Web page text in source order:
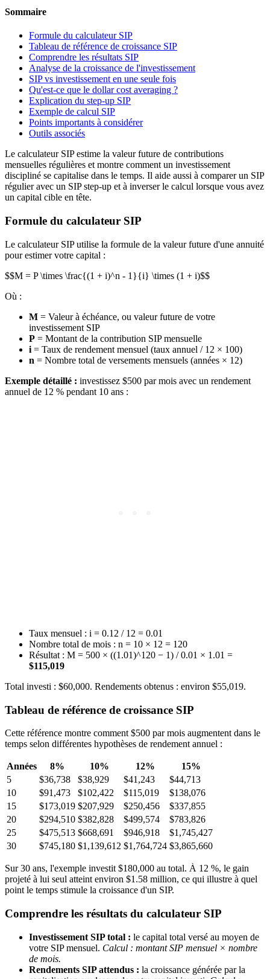
Sommaire
Formule du calculateur SIP
Tableau de référence de croissance SIP
Comprendre les résultats SIP
Analyse de la croissance de l'investissement
SIP vs investissement en une seule fois
Qu'est-ce que le dollar cost averaging ?
Explication du step-up SIP
Exemple de calcul SIP
Points importants à considérer
Outils associés
Le calculateur SIP estime la valeur future de contributions
mensuelles régulières et montre comment un investissement
discipliné se capitalise dans le temps. Il aide aussi à comparer un SIP
régulier avec un SIP step-up et à inverser le calcul lorsque vous avez
un capital cible en tête.
Formule du calculateur SIP
Le calculateur SIP utilise la formule de la valeur future d'une annuité
pour estimer votre capital :
$$M = P \times \frac{(1 + i)^n - 1}{i} \times (1 + i)$$
Où :
M = Valeur à échéance, ou valeur future de votre
investissement SIP
P = Montant de la contribution SIP mensuelle
i = Taux de rendement mensuel (taux annuel / 12 × 100)
n = Nombre total de versements mensuels (années × 12)
Exemple détaillé : investissez $500 par mois avec un rendement
annuel de 12 % pendant 10 ans :
Taux mensuel : i = 0.12 / 12 = 0.01
Nombre total de mois : n = 10 × 12 = 120
Résultat : M = 500 × ((1.01)^120 − 1) / 0.01 × 1.01 =
$115,019
Total investi : $60,000. Rendements obtenus : environ $55,019.
Tableau de référence de croissance SIP
Cette référence montre comment $500 par mois augmentent dans le
temps selon différentes hypothèses de rendement annuel :
Années 8% 10% 12%
15%
5
$36,738 $38,929 $41,243
$44,713
10
$91,473 $102,422 $115,019
$138,076
15
$173,019 $207,929 $250,456
$337,855
20
$294,510 $382,828 $499,574
$783,826
25
$475,513 $668,691 $946,918
$1,745,427
30
$745,180 $1,139,612 $1,764,724 $3,865,660
Sur 30 ans, l'exemple investit $180,000 au total. À 12 %, le gain
projeté à lui seul atteint environ $1.58 million, ce qui illustre à quel
point le temps stimule la croissance d'un SIP.
Comprendre les résultats du calculateur SIP
Investissement SIP total : le capital total versé au moyen de
votre SIP mensuel. Calcul : montant SIP mensuel × nombre
de mois.
Rendements SIP attendus : la croissance générée par la